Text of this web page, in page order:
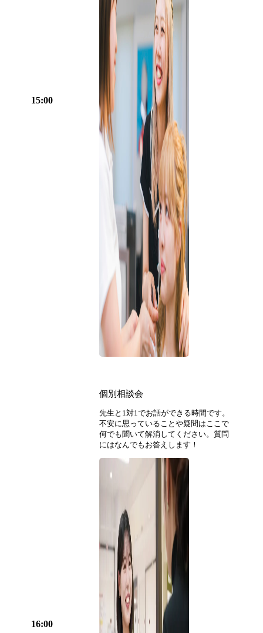
15:00
16:00
個別相談会
先生と1対1でお話ができる時間です。
不安に思っていることや疑問はここで
何でも聞いて解消してください。質問
にはなんでもお答えします！